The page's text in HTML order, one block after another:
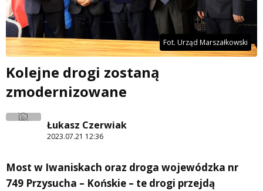
Fot. Urząd Marszałkowski
Kolejne drogi zostaną
zmodernizowane
Łukasz Czerwiak
2023.07.21 12:36
Most w Iwaniskach oraz droga wojewódzka nr
749 Przysucha – Końskie – te drogi przejdą